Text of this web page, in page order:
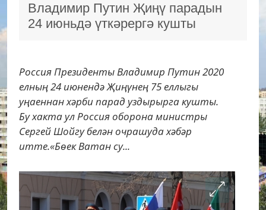
Владимир Путин Җиңү парадын
24 июньдә үткәрергә кушты
Россия Президенты Владимир Путин 2020
елның 24 июнендә Җиңүнең 75 еллыгы
уңаеннан хәрби парад уздырырга кушты.
Бу хакта ул Россия оборона министры
Сергей Шойгу белән очрашуда хәбәр
итте.«Бөек Ватан су...